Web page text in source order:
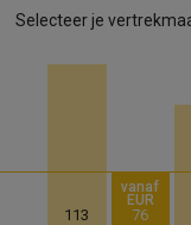
Selecteer je
113
vanaf
EUR
76